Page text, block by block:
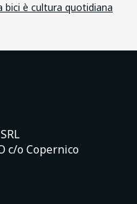
bici è cultura quotidiana
c/o Copernico